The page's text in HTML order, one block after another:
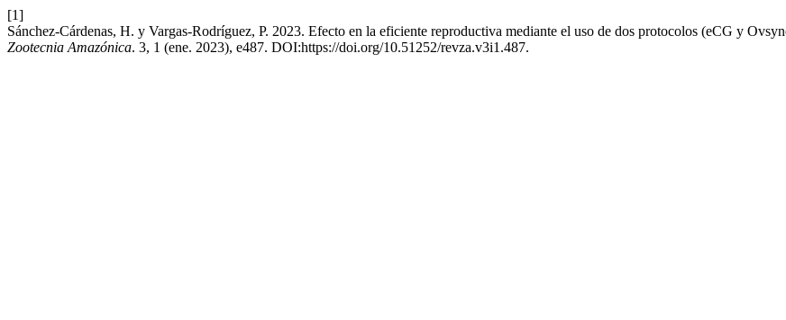
[1]
Sánchez-Cárdenas, H. y Vargas-Rodríguez, P. 2023. Efecto en la eficiente reproductiva mediante el uso de dos protocolos (eCG y
Zootecnia Amazónica. 3, 1 (ene. 2023), e487. DOI:https://doi.org/10.51252/revza.v3i1.487.